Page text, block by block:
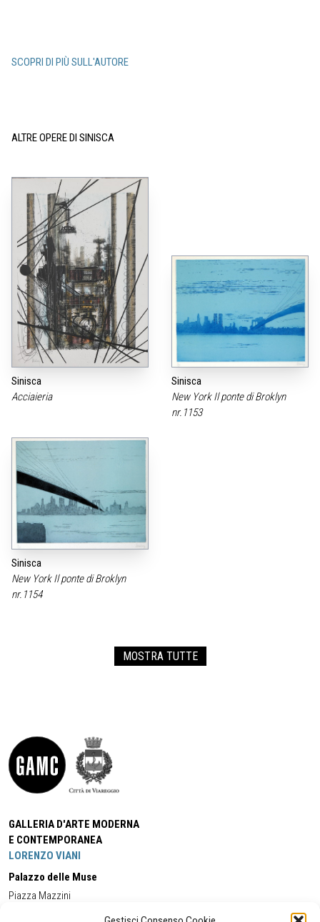
SCOPRI DI PIÙ SULL'AUTORE
ALTRE OPERE DI SINISCA
Sinisca
Acciaieria
Sinisca
New York Il ponte di Broklyn
nr.1153
Sinisca
New York Il ponte di Broklyn
nr.1154
MOSTRA TUTTE
GALLERIA D'ARTE MODERNA
E CONTEMPORANEA
LORENZO VIANI
Palazzo delle Muse
Piazza Mazzini